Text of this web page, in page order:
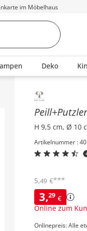
im Möbelhaus
Deko
Inhalt der
H 9,5 cm, Ø 10
Artikelnummer :
3,29 €
Online zum
5,49 €***
Onlinepreis: Alle